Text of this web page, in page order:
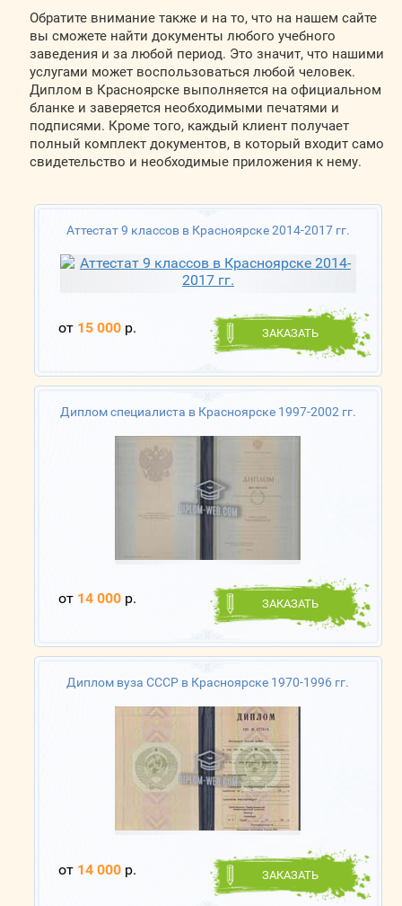
Обратите внимание также и на то, что на нашем сайте
вы сможете найти документы любого учебного
заведения и за любой период. Это значит, что нашими
услугами может воспользоваться любой человек.
Диплом в Красноярске выполняется на официальном
бланке и заверяется необходимыми печатями и
подписями. Кроме того, каждый клиент получает
полный комплект документов, в который входит само
свидетельство и необходимые приложения к нему.
Аттестат 9 классов в Красноярске 2014-2017 гг.
от 15 000р. ЗАКАЗАТЬ
Диплом специалиста в Красноярске 1997-2002 гг.
от 14 000р. ЗАКАЗАТЬ
Диплом вуза СССР в Красноярске 1970-1996 гг.
от 14 000р. ЗАКАЗАТЬ